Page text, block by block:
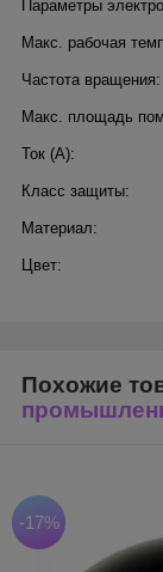
Параметры
Макс. рабочая
Частота вращения:
Макс. площадь
Ток (А):
Класс защиты:
Материал:
Цвет:
Похожие
-17%